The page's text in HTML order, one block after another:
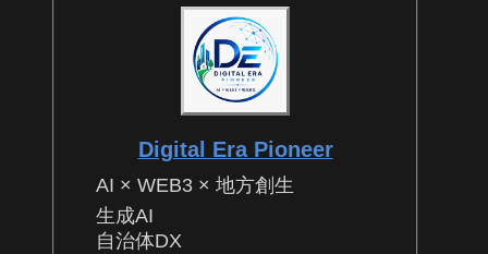
Digital Era Pioneer
AI × WEB3 × 地方創生
生成AI
自治体DX